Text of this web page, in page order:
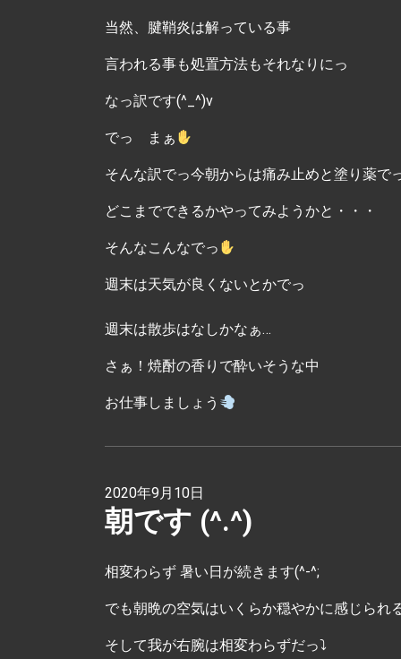
当然、腱鞘炎は解っている事
言われる事も処置方法もそれなりにっ
なっ訳です(^_^)v
でっ まぁ
そんな訳でっ今朝からは痛み止めと塗り薬で
どこまでできるかやってみようかと・・・
そんなこんなでっ
週末は天気が良くないとかでっ
週末は散歩はなしかなぁ…
さぁ！焼酎の香りで酔いそうな中
お仕事しましょう
2020年9月10日
朝です (^.^)
相変わらず 暑い日が続きます(^-^;
でも朝晩の空気はいくらか穏やかに感じられ
そして我が右腕は相変わらずだっ⤵